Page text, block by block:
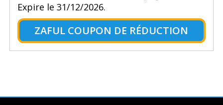
Expire le 31/12/2026.
ZAFUL COUPON DE RÉDUCTION